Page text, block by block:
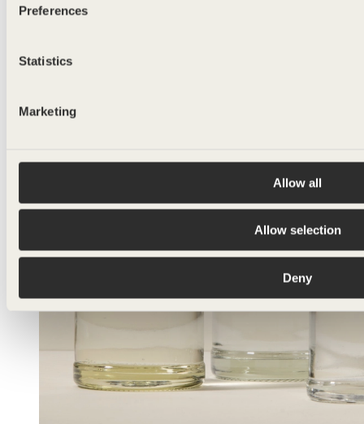
Preferences
Statistics
Marketing
Allow all
Allow selection
Deny